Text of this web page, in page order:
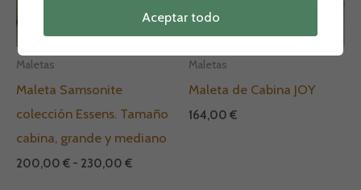
Maletas
Maleta Samsonite
colección Essens. Tamaño
cabina, grande y mediano
200,00 € - 230,00 €
Maletas
Maleta de Cabina JOY
164,00 €
Aceptar todo